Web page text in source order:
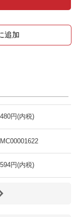
追加
480円(内税)
594円(内税)